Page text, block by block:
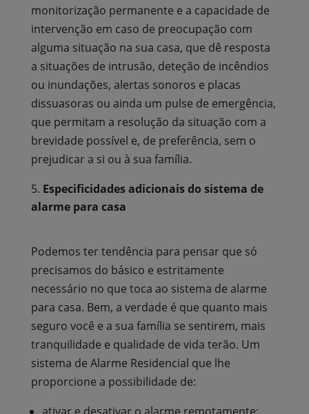
monitorização permanente e a capacidade de
intervenção em caso de preocupação com
alguma situação na sua casa, que dê resposta
a situações de intrusão, deteção de incêndios
ou inundações, alertas sonoros e placas
dissuasoras ou ainda um pulse de emergência,
que permitam a resolução da situação com a
brevidade possível e, de preferência, sem o
prejudicar a si ou à sua família.
Especificidades adicionais do sistema de
alarme para casa
Podemos ter tendência para pensar que só
precisamos do básico e estritamente
necessário no que toca ao sistema de alarme
para casa. Bem, a verdade é que quanto mais
seguro você e a sua família se sentirem, mais
tranquilidade e qualidade de vida terão. Um
sistema de Alarme Residencial que lhe
proporcione a possibilidade de:
ativar e desativar o alarme remotamente;